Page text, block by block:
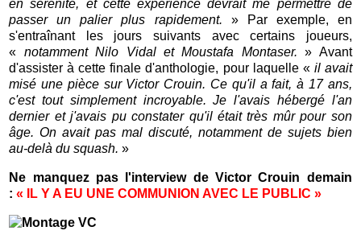
en sérénité, et cette expérience devrait me permettre de
passer un palier plus rapidement. » Par exemple, en
s'entraînant les jours suivants avec certains joueurs,
« notamment Nilo Vidal et Moustafa Montaser.» Avant
d'assister à cette finale d'anthologie, pour laquelle « il avait
misé une pièce sur Victor Crouin. Ce qu'il a fait, à 17 ans,
c'est tout simplement incroyable. Je l'avais hébergé l'an
dernier et j'avais pu constater qu'il était très mûr pour son
âge. On avait pas mal discuté, notamment de sujets bien
au-delà du squash.»
Ne manquez pas l'interview de Victor Crouin demain
: « IL Y A EU UNE COMMUNION AVEC LE PUBLIC »